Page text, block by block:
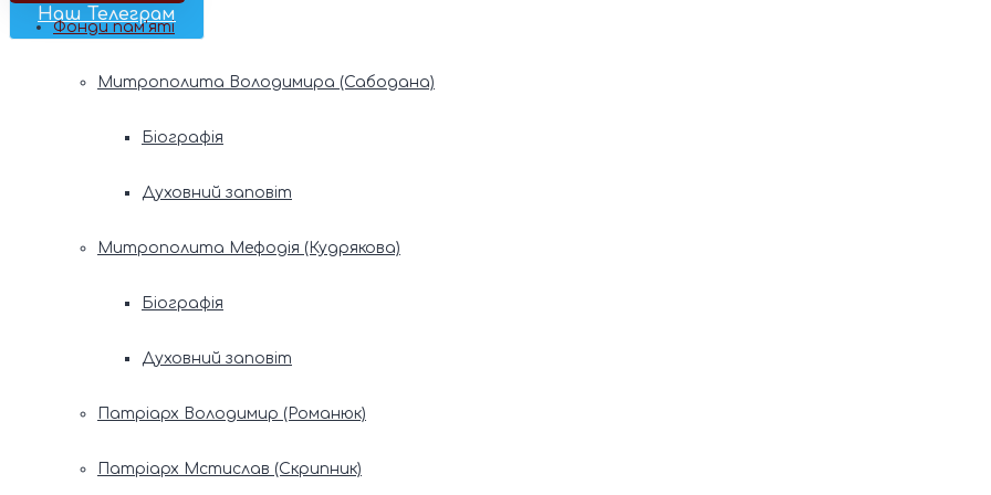
Наш Телеграм
Фонди пам’яті
Митрополита Володимира (Сабодана)
Біографія
Духовний заповіт
Митрополита Мефодія (Кудрякова)
Біографія
Духовний заповіт
Патріарх Володимир (Романюк)
Патріарх Мстислав (Скрипник)